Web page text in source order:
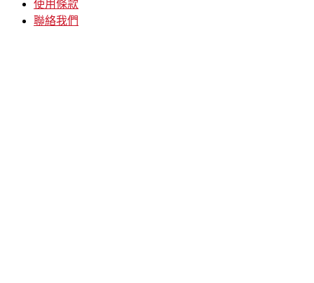
使用條款
聯絡我們